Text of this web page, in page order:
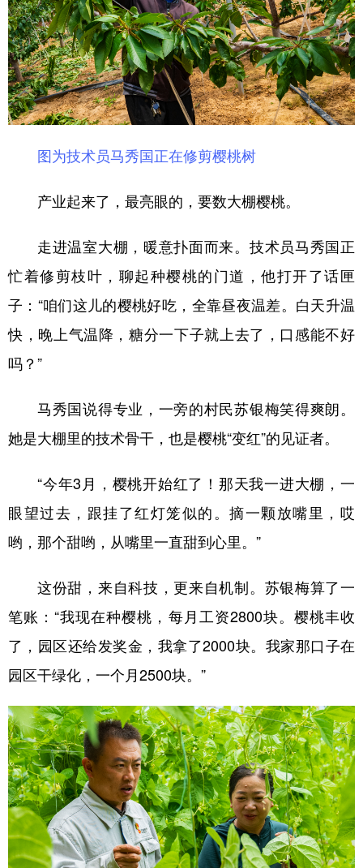
图为技术员马秀国正在修剪樱桃树
产业起来了，最亮眼的，要数大棚樱桃。
走进温室大棚，暖意扑面而来。技术员马秀国正
忙着修剪枝叶，聊起种樱桃的门道，他打开了话匣
子：“咱们这儿的樱桃好吃，全靠昼夜温差。白天升温
快，晚上气温降，糖分一下子就上去了，口感能不好
吗？”
马秀国说得专业，一旁的村民苏银梅笑得爽朗。
她是大棚里的技术骨干，也是樱桃“变红”的见证者。
“今年3月，樱桃开始红了！那天我一进大棚，一
眼望过去，跟挂了红灯笼似的。摘一颗放嘴里，哎
哟，那个甜哟，从嘴里一直甜到心里。”
这份甜，来自科技，更来自机制。苏银梅算了一
笔账：“我现在种樱桃，每月工资2800块。樱桃丰收
了，园区还给发奖金，我拿了2000块。我家那口子在
园区干绿化，一个月2500块。”